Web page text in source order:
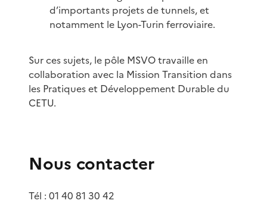
d’importants projets de tunnels, et
notamment le Lyon-Turin ferroviaire.
Sur ces sujets, le pôle MSVO travaille en
collaboration avec la Mission Transition dans
les Pratiques et Développement Durable du
CETU.
Nous contacter
Tél : 01 40 81 30 42